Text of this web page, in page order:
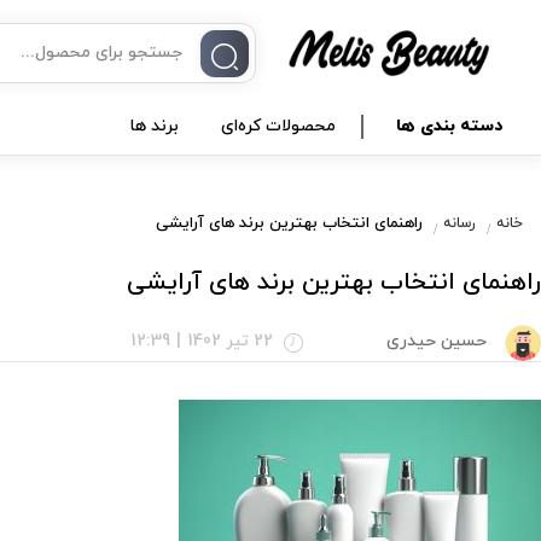
دسته بندی ها محصولات کره‌ای برند ها
خانه رسانه راهنمای انتخاب بهترین برند های آرایشی
راهنمای انتخاب بهترین برند های آرایشی
حسین حیدری 22 تیر 1402 12:39